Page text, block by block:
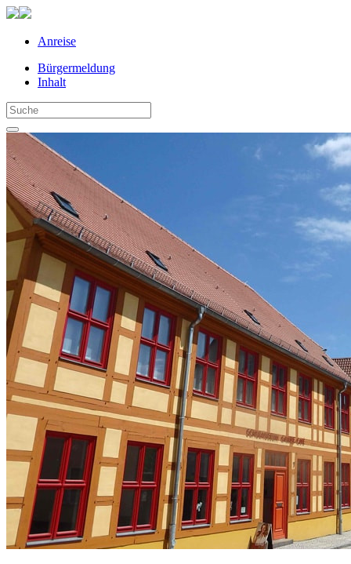
Anreise
Bürgermeldung
Inhalt